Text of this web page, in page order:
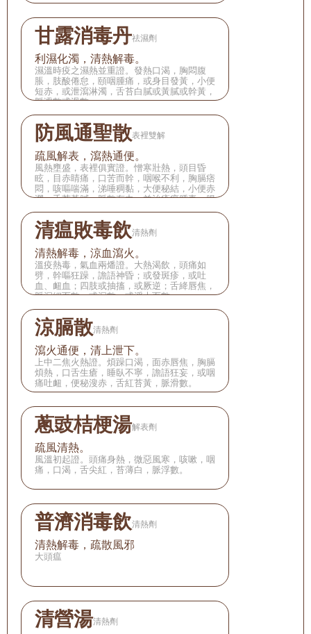
甘露消毒丹祛濕劑
利濕化濁，清熱解毒。
濕溫時疫之濕熱並重證。發熱口渴，胸悶腹
脹，肢酸倦怠，頤咽腫痛，或身目發黃，小便
短赤，或泄瀉淋濁，舌苔白膩或黃膩或幹黃，
脈濡數或滑數。
防風通聖散表裡雙解
疏風解表，瀉熱通便。
風熱壅盛，表裡俱實證。憎寒壯熱，頭目昏
眩，目赤睛痛，口苦而幹，咽喉不利，胸膈痞
悶，咳嘔喘滿，涕唾稠黏，大便秘結，小便赤
澀，舌苔黃膩，脈數有力。並治瘡瘍腫毒，腸
清瘟敗毒飲清熱劑
清熱解毒，涼血瀉火。
溫疫熱毒，氣血兩燔證。大熱渴飲，頭痛如
劈，幹嘔狂躁，譫語神昏；或發斑疹，或吐
血、衄血；四肢或抽搐，或厥逆；舌絳唇焦，
脈沉細而數，或沉數，或浮大而數。
涼膈散清熱劑
瀉火通便，清上泄下。
上中二焦火熱證。煩躁口渴，面赤唇焦，胸膈
煩熱，口舌生瘡，睡臥不寧，譫語狂妄，或咽
痛吐衄，便秘溲赤，舌紅苔黃，脈滑數。
蔥豉桔梗湯解表劑
疏風清熱。
風溫初起證。頭痛身熱，微惡風寒，咳嗽，咽
痛，口渴，舌尖紅，苔薄白，脈浮數。
普濟消毒飲清熱劑
清熱解毒，疏散風邪
大頭瘟
清營湯清熱劑